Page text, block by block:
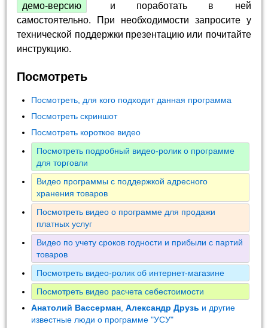
демо-версию
и поработать в ней
самостоятельно. При необходимости запросите у
технической поддержки презентацию или почитайте
инструкцию.
Посмотреть
Посмотреть, для кого подходит данная программа
Посмотреть скриншот
Посмотреть короткое видео
Посмотреть подробный видео-ролик о программе
для торговли
Видео программы с поддержкой адресного
хранения товаров
Посмотреть видео о программе для продажи
платных услуг
Видео по учету сроков годности и прибыли с партий
товаров
Посмотреть видео-ролик об интернет-магазине
Посмотреть видео расчета себестоимости
Анатолий Вассерман ,Александр Друзь и другие
известные люди о программе "УСУ"